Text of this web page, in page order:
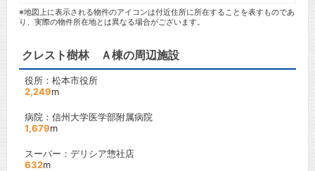
※地図上に表示される物件のアイコンは付近住所に所在することを表すものであ
り、実際の物件所在地とは異なる場合がございます。
クレスト樹林 Ａ棟の周辺施設
役所：松本市役所
2,249m
病院：信州大学医学部附属病院
1,679m
スーパー：デリシア惣社店
632m